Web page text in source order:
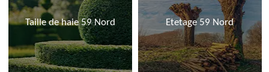
Taille de haie 59 Nord Etetage 59 Nord